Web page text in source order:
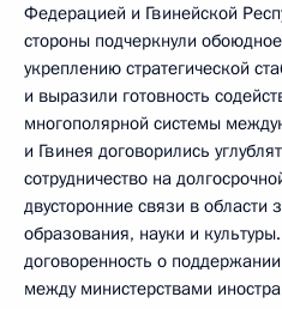
Федерацией и Гвинейской
стороны подчеркнули
укреплению стратегической
и выразили готовность
многополярной системы
и Гвинея договорились
сотрудничество на
двусторонние связи в области
образования, науки и
договоренность о
между министерствами